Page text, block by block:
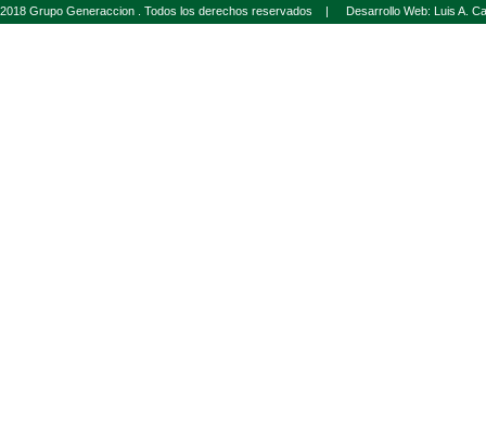
2018 Grupo Generaccion . Todos los derechos reservados | Desarrollo Web: Luis